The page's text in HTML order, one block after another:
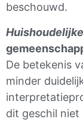
beschouwd.
Huishoudelijke
De betekenis
minder
dit geschil